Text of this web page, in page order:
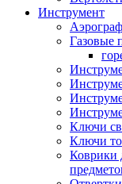
Инструмент
Газовые
Ключи
Ключи
Коврики